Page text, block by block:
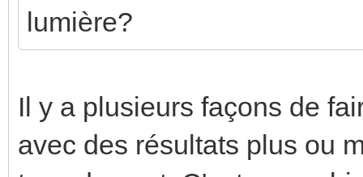
lumière?
Il y a plusieurs façons de
avec des résultats plus ou